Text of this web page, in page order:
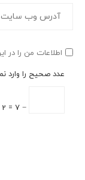
اطلاعات من را در
عدد صحیح را وارد
− 7 = 2